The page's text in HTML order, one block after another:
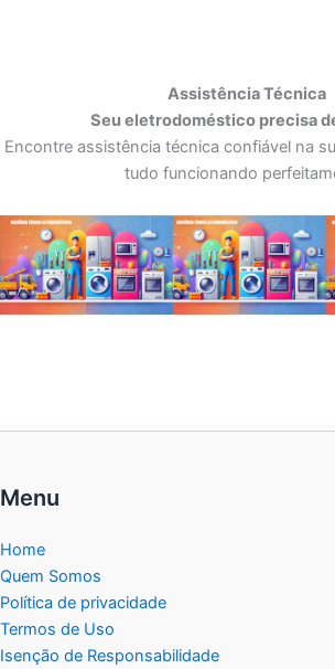
Assistência Técnica
Seu eletrodoméstico precisa
Encontre assistência técnica confiável na
tudo funcionando
Menu
Home
Quem Somos
Política de privacidade
Termos de Uso
Isenção de Responsabilidade